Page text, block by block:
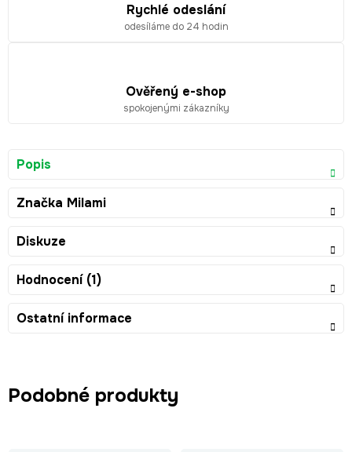
Rychlé odeslání
odesíláme do 24 hodin
Ověřený e-shop
spokojenými zákazníky
Popis
Značka Milami
Diskuze
Hodnocení (1)
Ostatní informace
Podobné produkty